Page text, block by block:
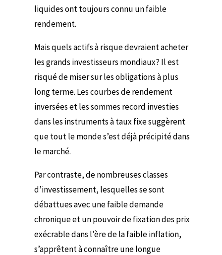
liquides ont toujours connu un faible
rendement.
Mais quels actifs à risque devraient acheter
les grands investisseurs mondiaux? Il est
risqué de miser sur les obligations à plus
long terme. Les courbes de rendement
inversées et les sommes record investies
dans les instruments à taux fixe suggèrent
que tout le monde s’est déjà précipité dans
le marché.
Par contraste, de nombreuses classes
d’investissement, lesquelles se sont
débattues avec une faible demande
chronique et un pouvoir de fixation des prix
exécrable dans l’ère de la faible inflation,
s’apprêtent à connaître une longue